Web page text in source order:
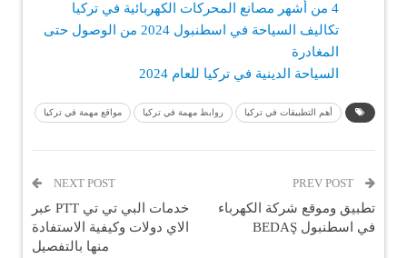
4 من أشهر مصانع المحركات الكهربائية في تركيا
تكاليف السياحة في اسطنبول 2024 من الوصول حتى
المغادرة
السياحة الدينية في تركيا للعام 2024
أهم التطبيقات في تركيا روابط مهمة في تركيا مواقع مهمة في تركيا
تطبيق وموقع شركة الكهرباء
في اسطنبول BEDAŞ
NEXT POST
خدمات البي تي تي PTT عبر
الاي دولات وكيفية الاستفادة
منها بالتفصيل